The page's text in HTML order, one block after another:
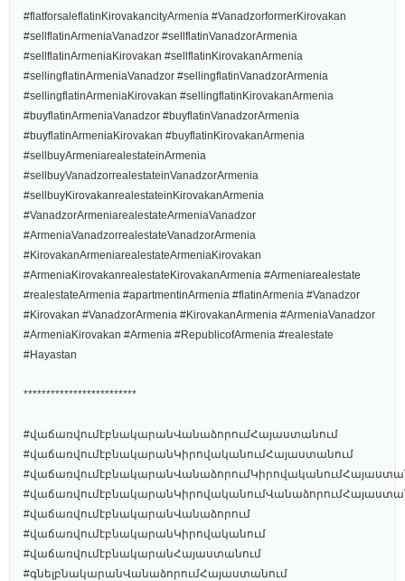
#flatforsaleflatinKirovakancityArmenia #VanadzorformerKirovakan
#sellflatinArmeniaVanadzor #sellflatinVanadzorArmenia
#sellflatinArmeniaKirovakan #sellflatinKirovakanArmenia
#sellingflatinArmeniaVanadzor #sellingflatinVanadzorArmenia
#sellingflatinArmeniaKirovakan #sellingflatinKirovakanArmenia
#buyflatinArmeniaVanadzor #buyflatinVanadzorArmenia
#buyflatinArmeniaKirovakan #buyflatinKirovakanArmenia
#sellbuyArmeniarealestateinArmenia
#sellbuyVanadzorrealestateinVanadzorArmenia
#sellbuyKirovakanrealestateinKirovakanArmenia
#VanadzorArmeniarealestateArmeniaVanadzor
#ArmeniaVanadzorrealestateVanadzorArmenia
#KirovakanArmeniarealestateArmeniaKirovakan
#ArmeniaKirovakanrealestateKirovakanArmenia #Armeniarealestate
#realestateArmenia #apartmentinArmenia #flatinArmenia #Vanadzor
#Kirovakan #VanadzorArmenia #KirovakanArmenia #ArmeniaVanadzor
#ArmeniaKirovakan #Armenia #RepublicofArmenia #realestate
#Hayastan
*************************
#վաճառվումէբնակարանՎանաձորումՀայաստանում
#վաճառվումէբնակարանԿիրովականումՀայաստանում
#վաճառվումէբնակարանՎանաձորում
#վաճառվումէբնակարանԿիրովականում
#վաճառվումէբնակարանՀայաստանում
#գնելբնակարանՎանաձորումՀայաստանում